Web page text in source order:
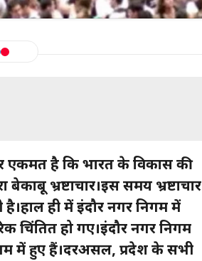
एकमत है कि भारत के विकास की
भ्रष्टाचार।इस समय भ्रष्टाचार
ही में इंदौर नगर निगम में
चिंतित हो गए।इंदौर नगर निगम
में हुए हैं।दरअसल, प्रदेश के सभी